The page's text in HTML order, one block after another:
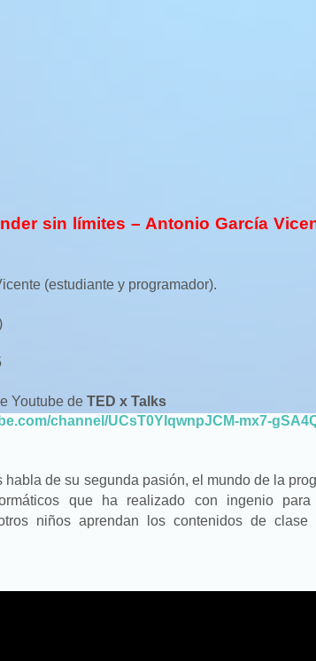
sin límites – Antonio García
(estudiante y programador).
Youtube de TED x Talks
channel/UCsT0YIqwnpJCM-mx7-
de su segunda pasión, el mundo de la
que ha realizado con ingenio
niños aprendan los contenidos de clase